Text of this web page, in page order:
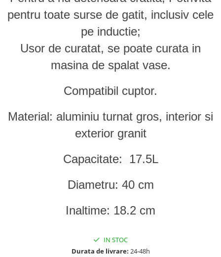
Oliviere
Paie si decoratiuni cocktail
Pensule, spatule si teluri bucatarie
Platouri si tavi servire
Polonice, linguri si clesti de
Prese si storcatoare manuale
Rasnite si dozatoare condimente
Odorizant toaleta
Organizare si depozitare
Saci Menajeri
Silicon, spume si solutii tehnice
Solutii curatare pete
Solutii dezinfectante
Solutii suprafete baie
pentru toate surse de gatit, inclusiv cele
pe inductie;
Usor de curatat, se poate curata in
masina de spalat vase.
Compatibil cuptor.
Material: aluminiu turnat gros, interior si
exterior granit
Capacitate: 17.5L
Diametru: 40 cm
Inaltime: 18.2 cm
IN STOC
Durata de livrare: 24-48h